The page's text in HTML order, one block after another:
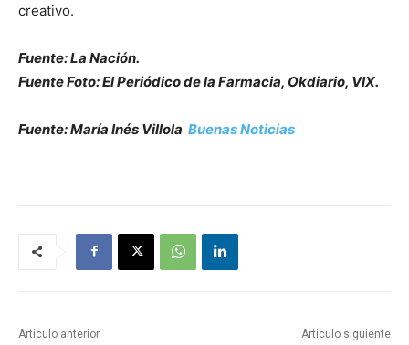
creativo.
Fuente: La Nación.
Fuente Foto: El Periódico de la Farmacia, Okdiario, VIX.
Fuente: María Inés Villola Buenas Noticias
Artículo anterior Artículo siguiente